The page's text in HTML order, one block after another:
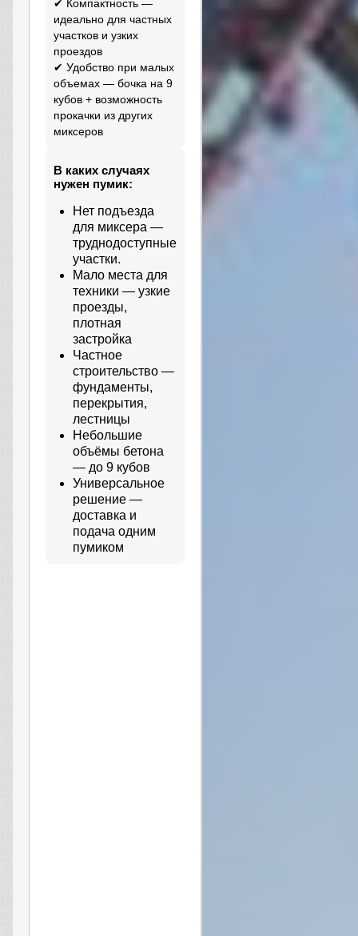
✔ Компактность —
идеально для частных
участков и узких
проездов
✔ Удобство при малых
объемах — бочка на 9
кубов + возможность
прокачки из других
миксеров
В каких случаях
нужен пумик:
Нет подъезда
для миксера —
труднодоступные
участки.
Мало места для
техники — узкие
проезды,
плотная
застройка
Частное
строительство —
фундаменты,
перекрытия,
лестницы
Небольшие
объёмы бетона
— до 9 кубов
Универсальное
решение —
доставка и
подача одним
пумиком